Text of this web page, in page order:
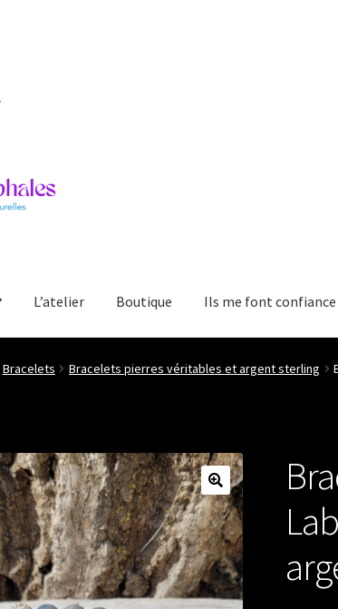
L’atelier Boutique Ils me font confiance
Bracelets Bracelets pierres véritables et argent sterling